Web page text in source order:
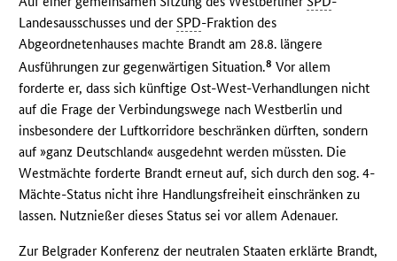
Landesausschusses und derSPD-Fraktion des
Abgeordnetenhauses machte Brandt am 28.8. längere
Ausführungen zur gegenwärtigen Situation.8 Vor allem
forderte er, dass sich künftige Ost-West-Verhandlungen nicht
auf die Frage der Verbindungswege nach Westberlin und
insbesondere der Luftkorridore beschränken dürften, sondern
auf »ganz Deutschland« ausgedehnt werden müssten. Die
Westmächte forderte Brandt erneut auf, sich durch den sog. 4-
Mächte-Status nicht ihre Handlungsfreiheit einschränken zu
lassen. Nutznießer dieses Status sei vor allem Adenauer.
Zur Belgrader Konferenz der neutralen Staaten erklärte Brandt,